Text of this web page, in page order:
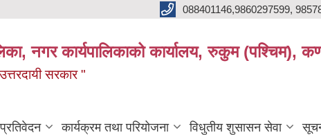
088401146,9860297599,
नगर कार्यपालिकाको कार्यालय, रुकुम (पश्चिम),
सरकार "
प्रतिवेदन कार्यक्रम तथा परियोजना विधुतीय शुसासन सेवा